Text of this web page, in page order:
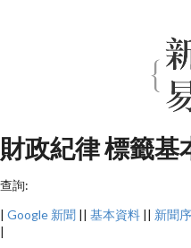
財政紀律 標籤基
查詢:
| Google 新聞 || 基本資料 || 新聞
|